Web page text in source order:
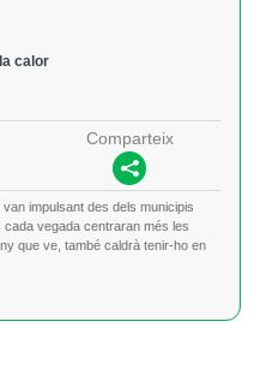
calor
Comparteix
impulsant des dels municipis
vegada centraran més les
que ve, també caldrà tenir-ho en